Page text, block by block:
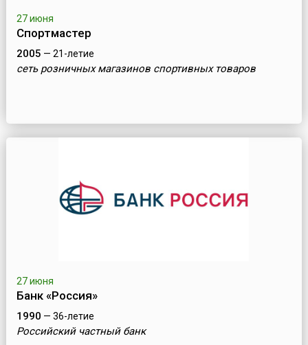
27 июня
Спортмастер
2005 — 21-летие
cеть розничных магазинов спортивных товаров
27 июня
Банк «Россия»
1990 — 36-летие
Российский частный банк